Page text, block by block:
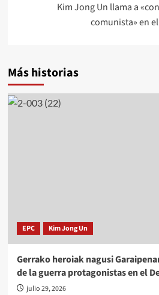
Kim Jong Un llama a
comunista» en
Más historias
EPC Kim Jong Un
Gerrako heroiak nagusi
de la guerra protagonistas en el
julio 29, 2026